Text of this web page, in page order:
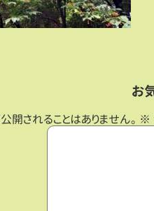
お
開されることはありません。 ※